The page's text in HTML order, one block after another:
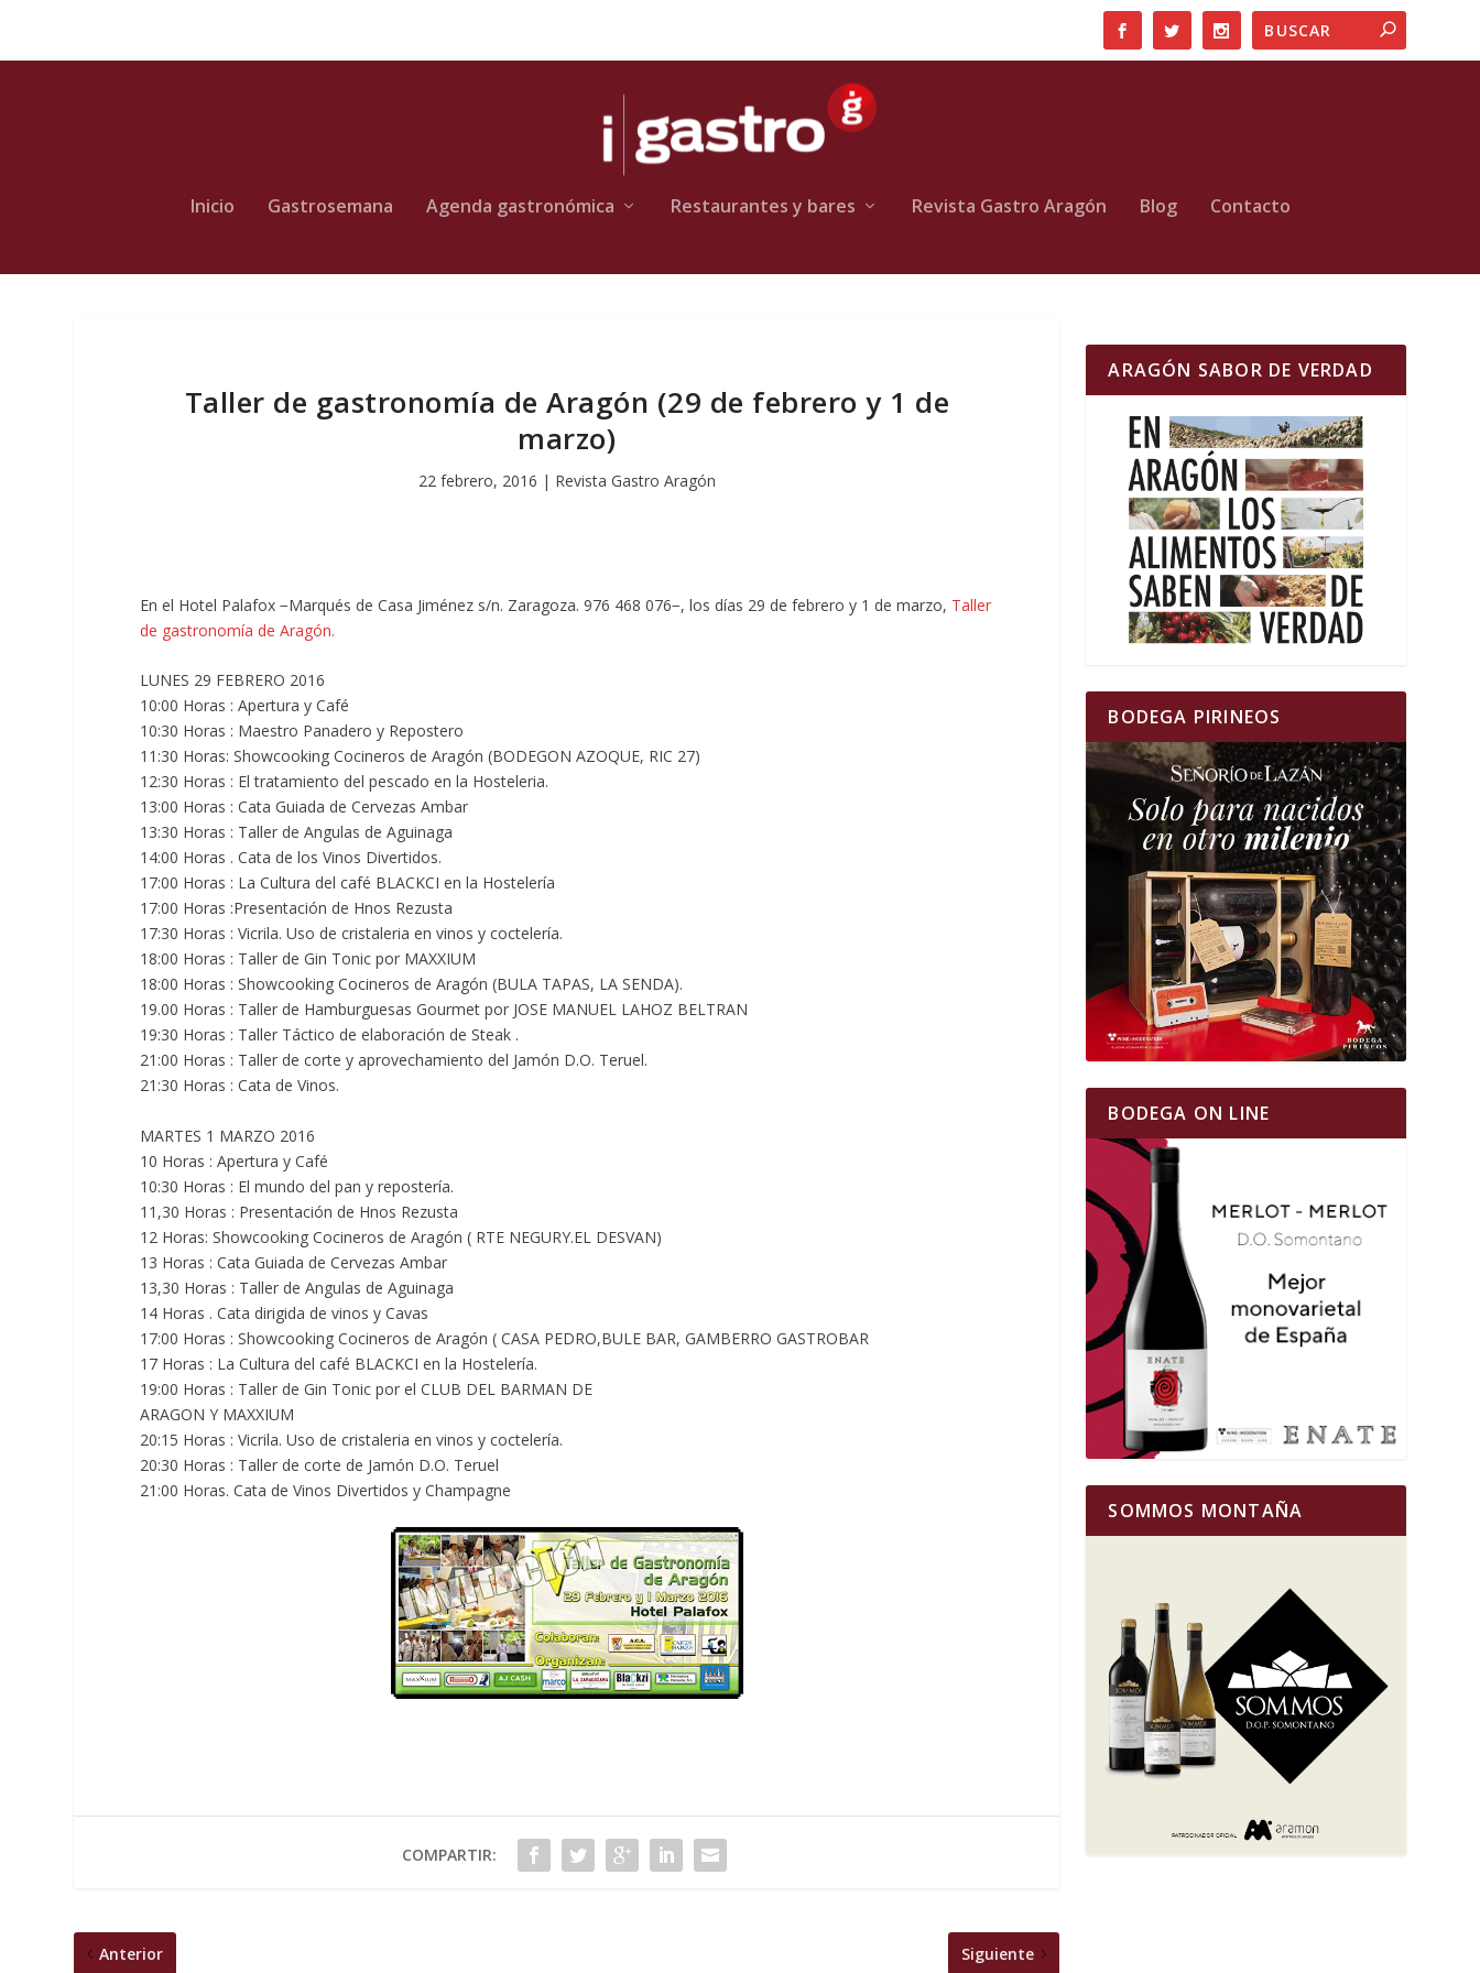
Inicio Gastrosemana Agenda gastronómica Restaurantes y bares Revista Gastro Aragón Blog Contacto
Taller de gastronomía de Aragón (29 de febrero y 1 de
marzo)
22 febrero, 2016 | Revista Gastro Aragón
En el Hotel Palafox −Marqués de Casa Jiménez s/n. Zaragoza. 976 468 076−, los días 29 de febrero y 1 de marzo, Taller
de gastronomía de Aragón.
LUNES 29 FEBRERO 2016
10:00 Horas : Apertura y Café
10:30 Horas : Maestro Panadero y Repostero
11:30 Horas: Showcooking Cocineros de Aragón (BODEGON AZOQUE, RIC 27)
12:30 Horas : El tratamiento del pescado en la Hosteleria.
13:00 Horas : Cata Guiada de Cervezas Ambar
13:30 Horas : Taller de Angulas de Aguinaga
14:00 Horas . Cata de los Vinos Divertidos.
17:00 Horas : La Cultura del café BLACKCI en la Hostelería
17:00 Horas :Presentación de Hnos Rezusta
17:30 Horas : Vicrila. Uso de cristaleria en vinos y coctelería.
18:00 Horas : Taller de Gin Tonic por MAXXIUM
18:00 Horas : Showcooking Cocineros de Aragón (BULA TAPAS, LA SENDA).
19.00 Horas : Taller de Hamburguesas Gourmet por JOSE MANUEL LAHOZ BELTRAN
19:30 Horas : Taller Táctico de elaboración de Steak .
21:00 Horas : Taller de corte y aprovechamiento del Jamón D.O. Teruel.
21:30 Horas : Cata de Vinos.
MARTES 1 MARZO 2016
10 Horas : Apertura y Café
10:30 Horas : El mundo del pan y repostería.
11,30 Horas : Presentación de Hnos Rezusta
12 Horas: Showcooking Cocineros de Aragón ( RTE NEGURY.EL DESVAN)
13 Horas : Cata Guiada de Cervezas Ambar
13,30 Horas : Taller de Angulas de Aguinaga
14 Horas . Cata dirigida de vinos y Cavas
17:00 Horas : Showcooking Cocineros de Aragón ( CASA PEDRO,BULE BAR, GAMBERRO GASTROBAR
17 Horas : La Cultura del café BLACKCI en la Hostelería.
19:00 Horas : Taller de Gin Tonic por el CLUB DEL BARMAN DE
ARAGON Y MAXXIUM
20:15 Horas : Vicrila. Uso de cristaleria en vinos y coctelería.
20:30 Horas : Taller de corte de Jamón D.O. Teruel
21:00 Horas. Cata de Vinos Divertidos y Champagne
COMPARTIR:
Anterior Siguiente
ARAGÓN SABOR DE VERDAD
BODEGA PIRINEOS
BODEGA ON LINE
SOMMOS MONTAÑA